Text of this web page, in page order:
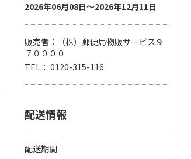
ドジャース 大谷翔
2026年06月08日～2026年12月11日
販売者：（株）郵便局物販サービス９
７００００
TEL： 0120-315-116
配送情報
配送期間